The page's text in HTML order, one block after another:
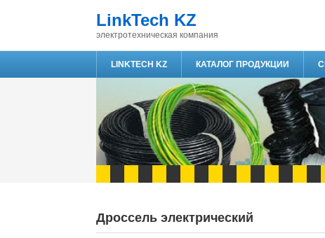
LinkTech KZ
электротехническая компания
LINKTECH KZ КАТАЛОГ ПРОДУКЦИИ
Дроссель электрический